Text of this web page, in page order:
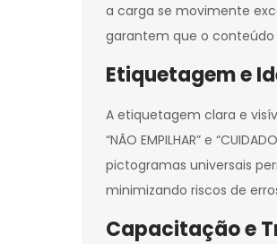
a carga se movimente
garantem que o
Etiquetagem e
A etiquetagem clara e
“NÃO EMPILHAR” e
pictogramas universais
minimizando riscos de
Capacitação e